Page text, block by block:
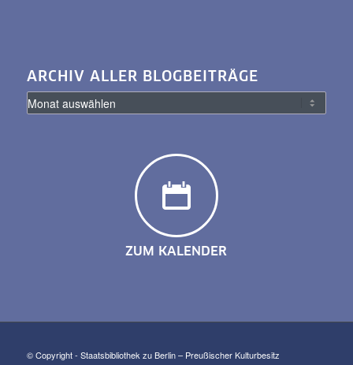
ARCHIV ALLER BLOGBEITRÄGE
ZUM KALENDER
© Copyright - Staatsbibliothek zu Berlin – Preußischer Kulturbesitz